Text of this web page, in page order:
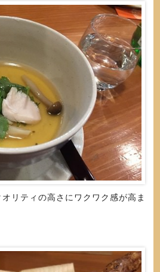
リティの高さにワクワク感が高ま